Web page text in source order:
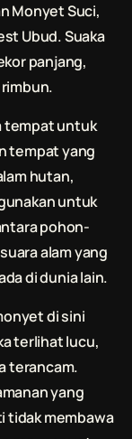
Monyet Suci,
Ubud. Suaka
panjang,
tempat untuk
tempat yang
hutan,
untuk
pohon-
alam yang
di dunia lain.
di sini
terlihat lucu,
terancam.
yang
tidak membawa